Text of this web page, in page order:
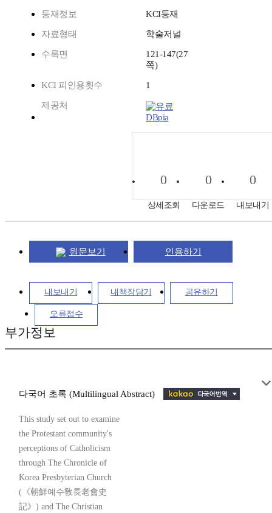
등재정보 KCI등재
자료형태 학술저널
수록면
121-147(27
쪽)
KCI 피인용횟수 1
제공처
DBpia
0
상세조회
0
다운로드
0
내보내기
원문보기 인용하기
내보내기 내책장담기 공유하기
오류접수
부가정보
다국어 초록 (Multilingual Abstract)
This study set out to examine
the Protestant community's
perceptions of Catholicism
through The Chronicle of
Korea Presbyterian Church
(《朝鮮예수敎長老會史
記》) and The Christian